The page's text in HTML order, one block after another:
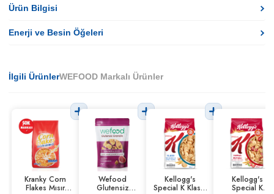
Ürün Bilgisi
Enerji ve Besin Öğeleri
İlgili ÜrünlerWEFOOD Markalı Ürünler
Kranky Corn
Flakes Mısır
Wefood
Glutensiz
Kellogg's
Special K Klasik
Kellogg's
Special K